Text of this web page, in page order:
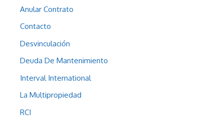
Anular Contrato
Contacto
Desvinculación
Deuda De Mantenimiento
Interval International
La Multipropiedad
RCI